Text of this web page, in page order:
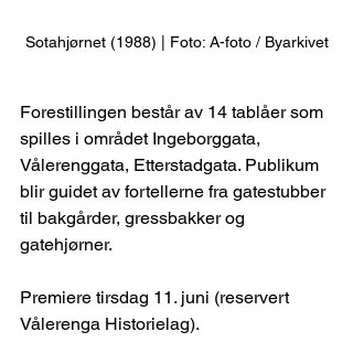
Sotahjørnet (1988) | Foto: A-foto / Byarkivet
Forestillingen består av 14 tablåer som
spilles i området Ingeborggata,
Vålerenggata, Etterstadgata. Publikum
blir guidet av fortellerne fra gatestubber
til bakgårder, gressbakker og
gatehjørner.
Premiere tirsdag 11. juni (reservert
Vålerenga Historielag).